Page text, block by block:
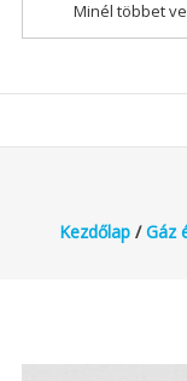
Minél többet
Kezdőlap/Gáz